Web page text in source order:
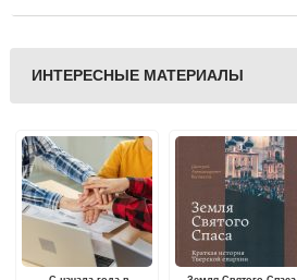
ИНТЕРЕСНЫЕ МАТЕРИАЛЫ